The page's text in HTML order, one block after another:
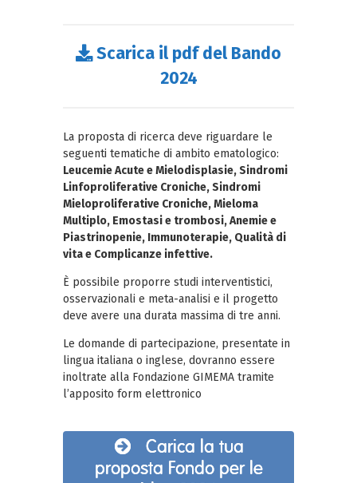
Scarica il pdf del Bando
2024
La proposta di ricerca deve riguardare le
seguenti tematiche di ambito ematologico:
Leucemie Acute e Mielodisplasie, Sindromi
Linfoproliferative Croniche, Sindromi
Mieloproliferative Croniche, Mieloma
Multiplo, Emostasi e trombosi, Anemie e
Piastrinopenie, Immunoterapie, Qualità di
vita e Complicanze infettive.
È possibile proporre studi interventistici,
osservazionali e meta-analisi e il progetto
deve avere una durata massima di tre anni.
Le domande di partecipazione, presentate in
lingua italiana o inglese, dovranno essere
inoltrate alla Fondazione GIMEMA tramite
l’apposito form elettronico
Carica la tua
proposta Fondo per le